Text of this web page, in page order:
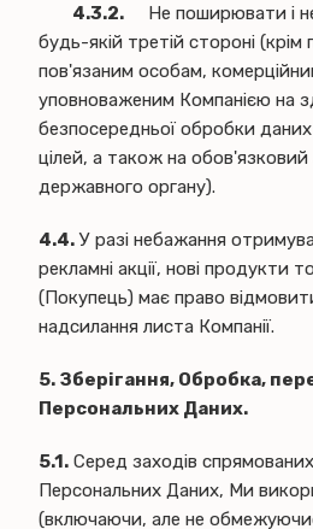
4.3.2. Не поширювати і
будь-якій третій стороні (крім
пов'язаним особам,
уповноваженим Компанією на
безпосередньої обробки
цілей, а також на
державного органу).
4.4.У разі небажання
рекламні акції, нові продукти
(Покупець) має право
надсилання листа Компанії.
5. Зберігання, Обробка,
Персональних Даних.
5.1. Серед заходів
Персональних Даних, Ми
(включаючи, але не